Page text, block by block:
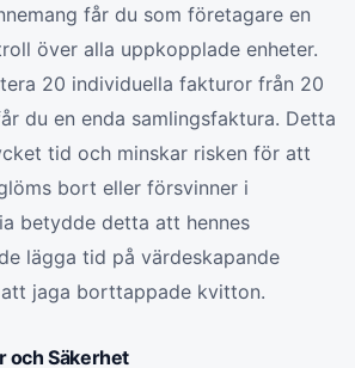
får du som företagare en
över alla uppkopplade enheter.
20 individuella fakturor från 20
du en enda samlingsfaktura. Detta
tid och minskar risken för att
bort eller försvinner i
betydde detta att hennes
lägga tid på värdeskapande
jaga borttappade kvitton.
och Säkerhet